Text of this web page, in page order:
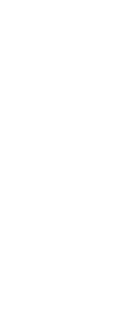
Allah mentions
stubbornness of
opposition to him,
อ่าน
In the Shade of the
The Prophet's
the elders of his
"You are already
Lord's
about some names